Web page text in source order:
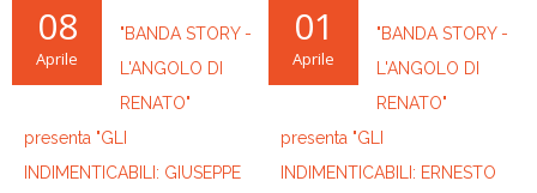
08
Aprile
"BANDA STORY -
L'ANGOLO DI
RENATO"
presenta "GLI
INDIMENTICABILI: GIUSEPPE
01
Aprile
"BANDA STORY -
L'ANGOLO DI
RENATO"
presenta "GLI
INDIMENTICABILI: ERNESTO